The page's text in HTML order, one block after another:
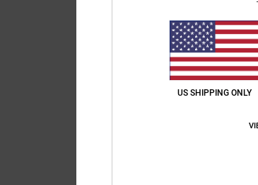
US SHIPPING ONLY